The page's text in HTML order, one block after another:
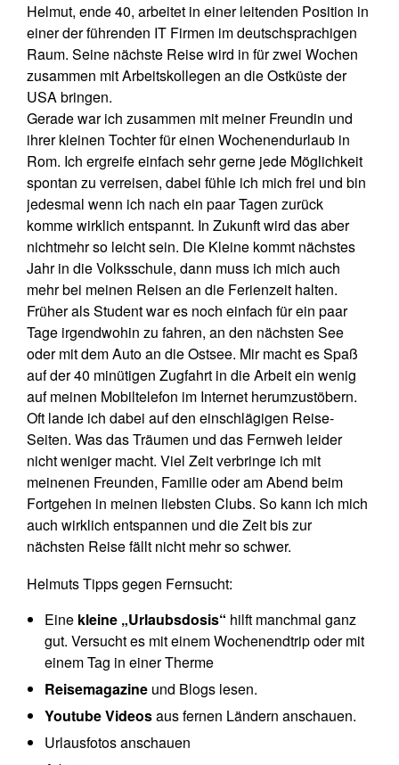
Helmut, ende 40, arbeitet in einer leitenden Position in
einer der führenden IT Firmen im deutschsprachigen
Raum. Seine nächste Reise wird in für zwei Wochen
zusammen mit Arbeitskollegen an die Ostküste der
USA bringen.
Gerade war ich zusammen mit meiner Freundin und
ihrer kleinen Tochter für einen Wochenendurlaub in
Rom. Ich ergreife einfach sehr gerne jede Möglichkeit
spontan zu verreisen, dabei fühle ich mich frei und bin
jedesmal wenn ich nach ein paar Tagen zurück
komme wirklich entspannt. In Zukunft wird das aber
nichtmehr so leicht sein. Die Kleine kommt nächstes
Jahr in die Volksschule, dann muss ich mich auch
mehr bei meinen Reisen an die Ferienzeit halten.
Früher als Student war es noch einfach für ein paar
Tage irgendwohin zu fahren, an den nächsten See
oder mit dem Auto an die Ostsee. Mir macht es Spaß
auf der 40 minütigen Zugfahrt in die Arbeit ein wenig
auf meinen Mobiltelefon im Internet herumzustöbern.
Oft lande ich dabei auf den einschlägigen Reise-
Seiten. Was das Träumen und das Fernweh leider
nicht weniger macht. Viel Zeit verbringe ich mit
meinenen Freunden, Familie oder am Abend beim
Fortgehen in meinen liebsten Clubs. So kann ich mich
auch wirklich entspannen und die Zeit bis zur
nächsten Reise fällt nicht mehr so schwer.
Helmuts Tipps gegen Fernsucht:
Eine kleine „Urlaubsdosis“ hilft manchmal ganz
gut. Versucht es mit einem Wochenendtrip oder mit
einem Tag in einer Therme
Reisemagazine und Blogs lesen.
Youtube Videosaus fernen Ländern anschauen.
Urlausfotos anschauen